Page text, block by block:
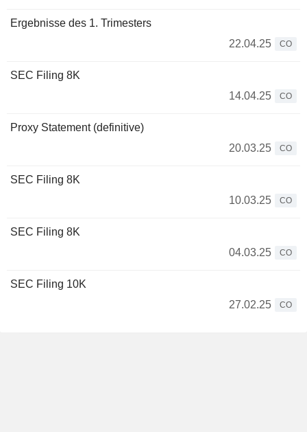
Ergebnisse des 1. Trimesters
22.04.25
CO
SEC Filing 8K
14.04.25
CO
Proxy Statement (definitive)
20.03.25
CO
SEC Filing 8K
10.03.25
CO
SEC Filing 8K
04.03.25
CO
SEC Filing 10K
27.02.25
CO